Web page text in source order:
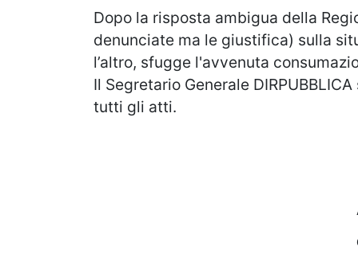
Dopo la risposta ambigua della
denunciate ma le giustifica) sulla
l’altro, sfugge l'avvenuta
Il Segretario Generale
tutti gli atti.